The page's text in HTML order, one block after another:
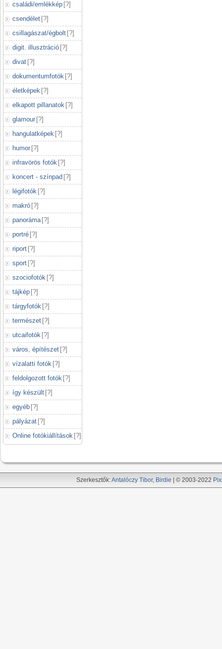
családi/emlékkép [?]
csendélet [?]
csillagászat/égbolt [?]
digit. illusztráció [?]
divat [?]
dokumentumfotók [?]
életképek [?]
elkapott pillanatok [?]
glamour [?]
hangulatképek [?]
humor [?]
infravörös fotók [?]
koncert - színpad [?]
légifotók [?]
makró [?]
panoráma [?]
portré [?]
riport [?]
sport [?]
szociofotók [?]
tájkép [?]
tárgyfotók [?]
természet [?]
utcaifotók [?]
város, építészet [?]
vízalatti fotók [?]
feldolgozott fotók [?]
így készült [?]
egyéb [?]
pályázat [?]
Online fotókiállítások [?]
Szerkesztők:Antalóczy Tibor, Birdie | © 2003-2022